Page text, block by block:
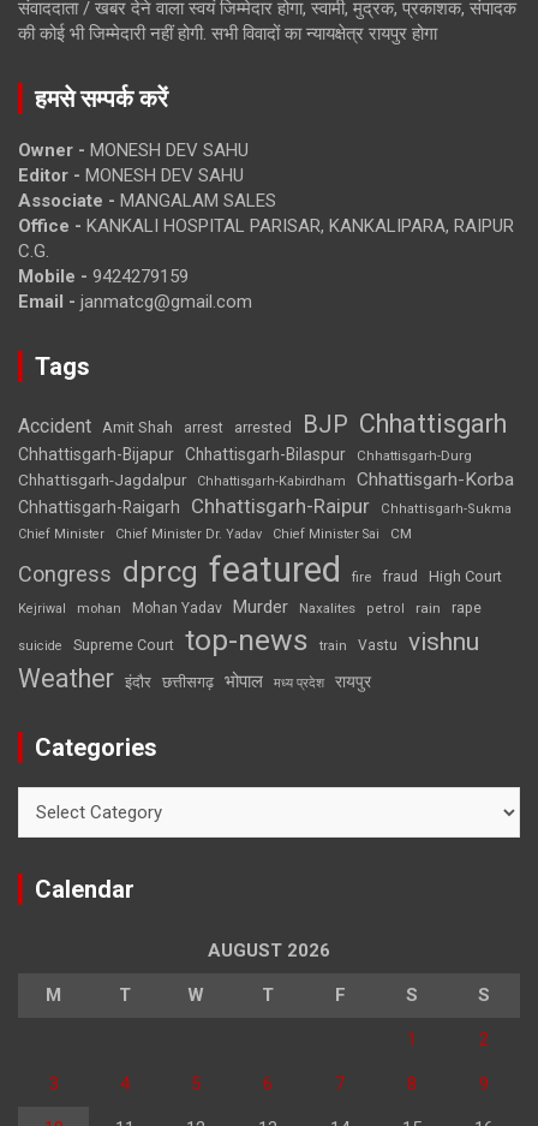
संवाददाता / खबर देने वाला स्वयं जिम्मेदार होगा, स्वामी, मुद्रक, प्रकाशक, संपादक
की कोई भी जिम्मेदारी नहीं होगी. सभी विवादों का न्यायक्षेत्र रायपुर होगा
हमसे सम्पर्क करें
Owner - MONESH DEV SAHU
Editor - MONESH DEV SAHU
Associate - MANGALAM SALES
Office - KANKALI HOSPITAL PARISAR, KANKALIPARA, RAIPUR
C.G.
Mobile - 9424279159
Email - janmatcg@gmail.com
Tags
Accident Amit Shah arrest arrested BJP Chhattisgarh
Chhattisgarh-Bijapur Chhattisgarh-Bilaspur Chhattisgarh-Durg
Chhattisgarh-Jagdalpur Chhattisgarh-Kabirdham Chhattisgarh-Korba
Chhattisgarh-Raigarh Chhattisgarh-Raipur
Chhattisgarh-Sukma
Chief Minister
Chief Minister Dr. Yadav Chief Minister Sai CM
Congress dprcg featured fire fraud High Court
Kejriwal mohan Mohan Yadav Murder Naxalites petrol rain rape
suicide Supreme Court top-news train Vastu vishnu
Weather इंदौर छत्तीसगढ़ भोपाल मध्य प्रदेश रायपुर
Categories
Calendar
AUGUST 2026
M T W T F S S
1 2
3 4 5 6 7 8 9